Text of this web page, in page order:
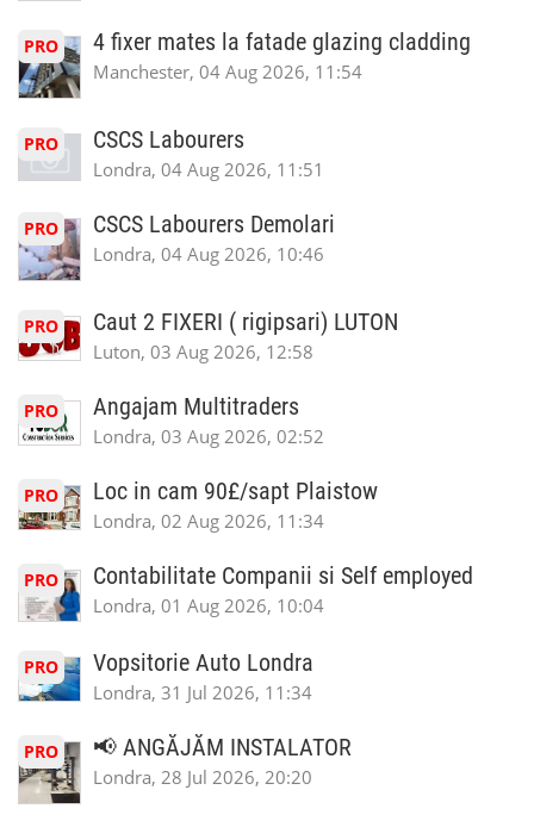
PRO 4 fixer mates la fatade glazing cladding
Manchester, 04 Aug 2026, 11:54
PRO CSCS Labourers
Londra, 04 Aug 2026, 11:51
PRO CSCS Labourers Demolari
Londra, 04 Aug 2026, 10:46
PRO Caut 2 FIXERI ( rigipsari) LUTON
Luton, 03 Aug 2026, 12:58
PRO Angajam Multitraders
Londra, 03 Aug 2026, 02:52
PRO Loc in cam 90£/sapt Plaistow
Londra, 02 Aug 2026, 11:34
PRO Contabilitate Companii si Self employed
Londra, 01 Aug 2026, 10:04
PRO Vopsitorie Auto Londra
Londra, 31 Jul 2026, 11:34
PRO 📢 ANGĂJĂM INSTALATOR
Londra, 28 Jul 2026, 20:20